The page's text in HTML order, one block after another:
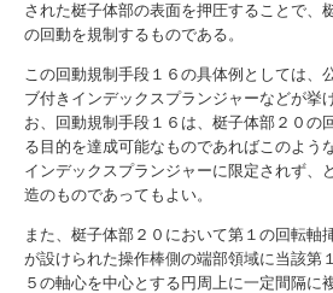
された梃子体部の表面を押圧することで、
の回動を規制するものである。
この回動規制手段１６の具体例としては、
ブ付きインデックスプランジャーなどが挙
お、回動規制手段１６は、梃子体部２０の
る目的を達成可能なものであればこのよう
インデックスプランジャーに限定されず、
造のものであってもよい。
また、梃子体部２０において第１の回転軸
が設けられた操作棒側の端部領域に当該第
５の軸心を中心とする円周上に一定間隔に